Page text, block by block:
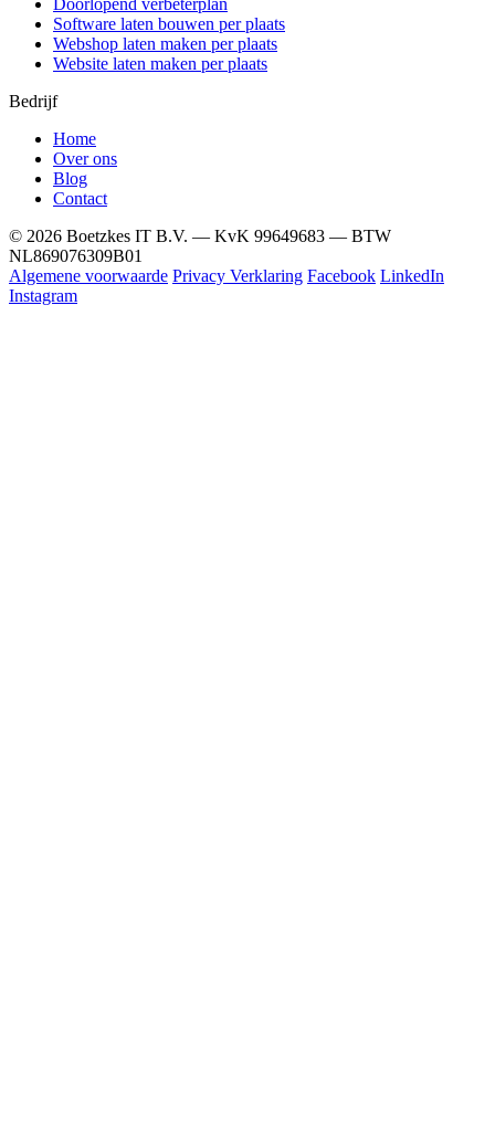
Software laten bouwen per plaats
Webshop laten maken per plaats
Website laten maken per plaats
Bedrijf
Home
Over ons
Blog
Contact
© 2026 Boetzkes IT B.V. — KvK 99649683 — BTW
NL869076309B01
Algemene voorwaarde Privacy Verklaring Facebook LinkedIn
Instagram